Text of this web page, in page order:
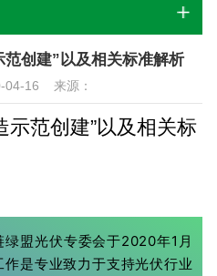
创建”以及相关标准解析
04-16 来源：
示范创建”以及相关标
盟光伏专委会于2020年1月
是专业致力于支持光伏行业